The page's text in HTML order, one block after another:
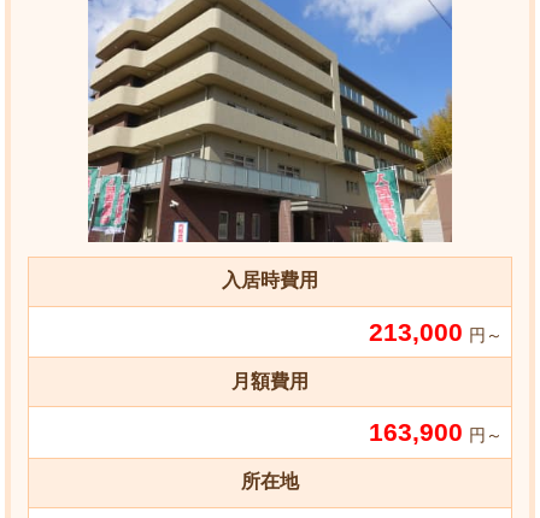
入居時費用
213,000 円～
月額費用
163,900 円～
所在地